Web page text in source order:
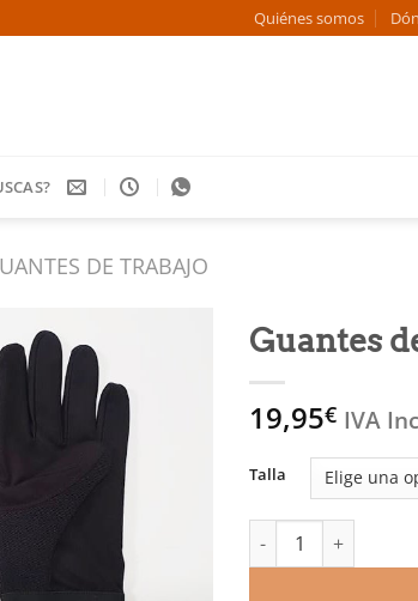
Quiénes somos
DE TRABAJO
Guantes
19,95€ IVA
Talla
Guantes de trabajo